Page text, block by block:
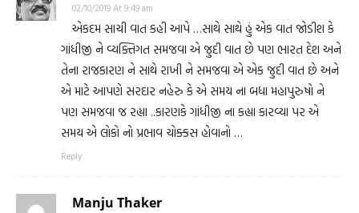
02/10/2019 At 9:49 am
એકદમ સાચી વાત કહી આપે …સાથે સાથે હું એક વાત જોડીશ કે
ગાંધીજી ને વ્યક્તિગત સમજવા એ જુદી વાત છે પણ ભારત દેશ અને
તેના રાજકારણ ને સાથે રાખી ને સમજવા એ એક જુદી વાત છે અને
એ માટે આપણે સરદાર નહેરુ કે એ સમય ના બધા મહાપુરુષો ને
પણ સમજવા જ રહ્યા ..કારણકે ગાંધીજી ના કહ્યા કારવ્યા પર એ
સમય એ લોકો નો પ્રભાવ ચોક્કસ હોવાનો …
Reply
Manju Thaker